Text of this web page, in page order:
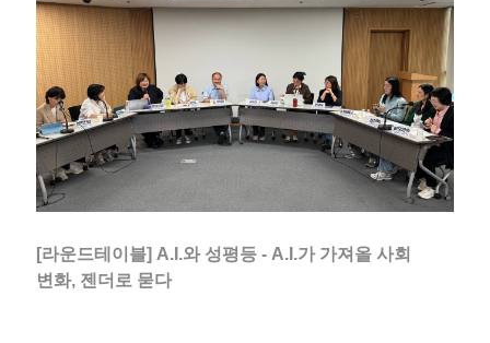
[라운드테이블] A.I.와 성평등 - A.I.가 가져올 사회
변화, 젠더로 묻다